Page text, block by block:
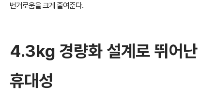
번거로움을 크게 줄여준다.
4.3kg 경량화 설계로 뛰어난
휴대성